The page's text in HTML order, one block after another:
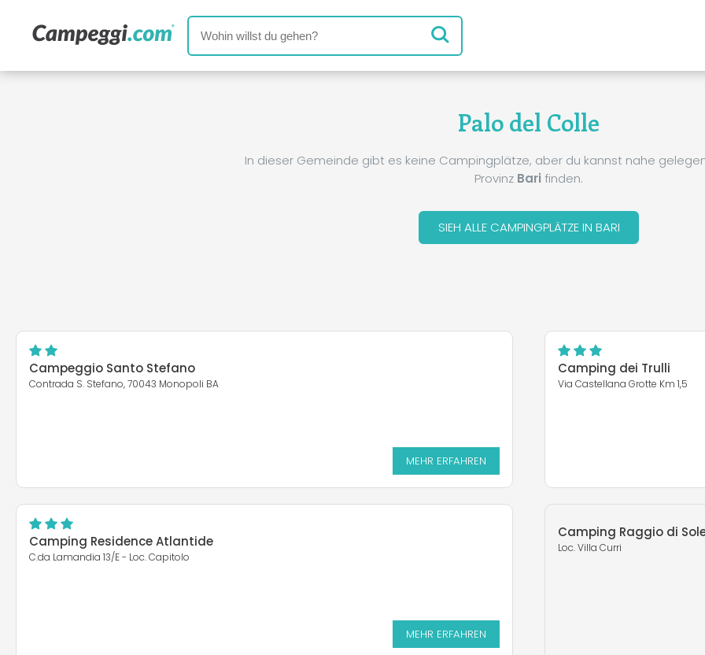
Palo del Colle
In dieser Gemeinde gibt es keine Campingplätze, aber du kannst nahe
Provinz Bari finden.
SIEH ALLE CAMPINGPLÄTZE IN BARI
Campeggio Santo Stefano
Contrada S. Stefano, 70043 Monopoli BA
MEHR ERFAHREN
Camping dei Trulli
Via Castellana Grotte Km 1,5
Camping Residence Atlantide
C.da Lamandia 13/E - Loc. Capitolo
MEHR ERFAHREN
Camping Raggio di
Loc. Villa Curri